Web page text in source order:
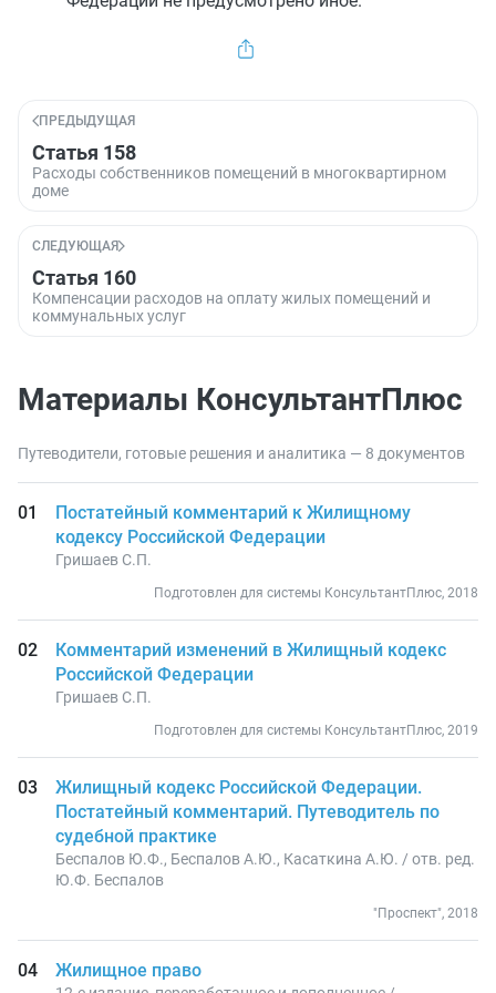
ПРЕДЫДУЩАЯ
Статья 158
Расходы собственников помещений в многоквартирном
доме
СЛЕДУЮЩАЯ
Статья 160
Компенсации расходов на оплату жилых помещений и
коммунальных услуг
Материалы КонсультантПлюс
Путеводители, готовые решения и аналитика — 8 документов
Постатейный комментарий к Жилищному
кодексу Российской Федерации
Гришаев С.П.
Подготовлен для системы КонсультантПлюс, 2018
Комментарий изменений в Жилищный кодекс
Российской Федерации
Гришаев С.П.
Подготовлен для системы КонсультантПлюс, 2019
Жилищный кодекс Российской Федерации.
Постатейный комментарий. Путеводитель по
судебной практике
Беспалов Ю.Ф., Беспалов А.Ю., Касаткина А.Ю. / отв. ред.
Ю.Ф. Беспалов
"Проспект", 2018
Жилищное право